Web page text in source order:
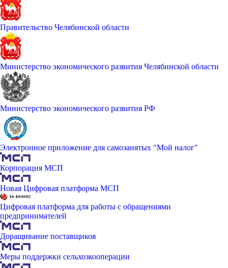
Правительство Челябинской области
Министерство экономического развития Челябинской области
Министерство экономического развития РФ
Электронное приложение для самозанятых "Мой налог"
Корпорация МСП
Новая Цифровая платформа МСП
Цифровая платформа для работы с обращениями
предпринимателей
Доращивание поставщиков
Меры поддержки сельхозкооперации